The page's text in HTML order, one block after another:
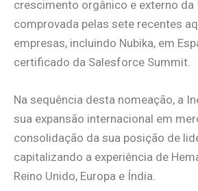
crescimento orgânico e externo da
comprovada pelas sete recentes
empresas, incluindo Nubika, em
certificado da Salesforce Summit.
Na sequência desta nomeação, a
sua expansão internacional em
consolidação da sua posição de
capitalizando a experiência de
Reino Unido, Europa e Índia.